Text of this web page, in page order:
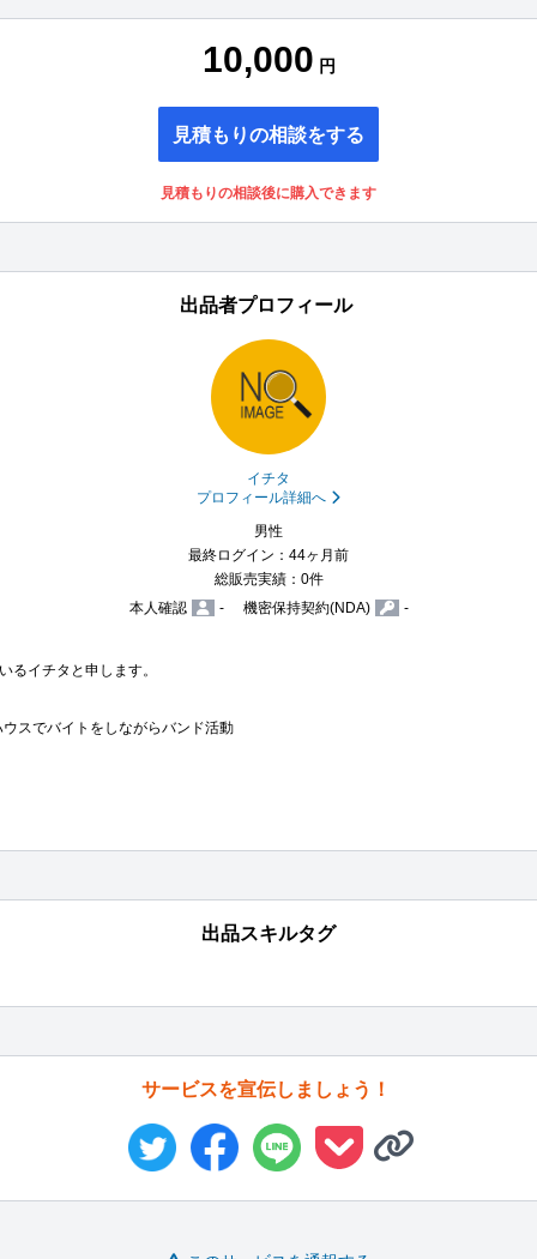
10,000 円
見積もりの相談をする
見積もりの相談後に購入できます
出品者プロフィール
イチタ
プロフィール詳細へ
男性
最終ログイン：44ヶ月前
総販売実績：0件
本人確認
- 機密保持契約(NDA) -
るイチタと申します。
スでバイトをしながらバンド活動
出品スキルタグ
サービスを宣伝しましょう！